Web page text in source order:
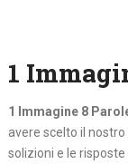
1
1 Immagine 8
avere scelto il
solizioni e le